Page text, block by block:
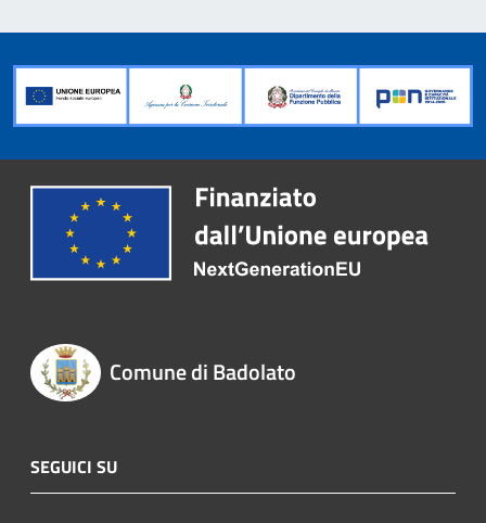
Comune di Badolato
SEGUICI SU